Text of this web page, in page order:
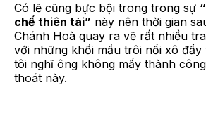
Có lẽ cũng bực bội trong trong sự
chế thiên tài” này nên thời gian
Chánh Hoà quay ra vẽ rất nhiều
với những khối mầu trôi nổi xô
tôi nghĩ ông không mấy thành
thoát này.